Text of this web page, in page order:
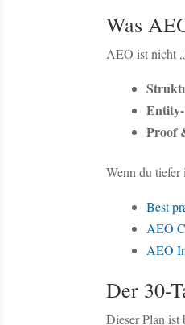
Was
AEO ist nicht
Proof
Wenn du tiefer
Best
AEO
AEO
Der 30-
Dieser Plan ist